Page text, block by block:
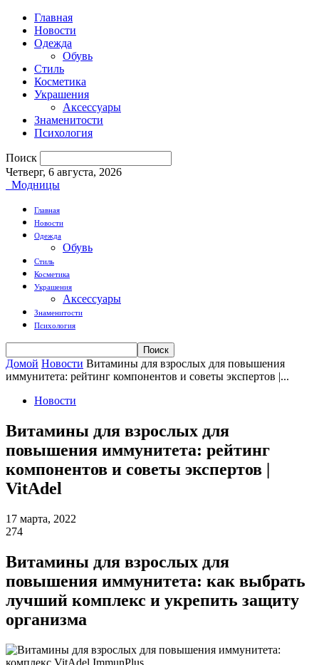
Главная
Новости
Одежда
Обувь
Стиль
Косметика
Украшения
Аксессуары
Знаменитости
Психология
Поиск
Четверг, 6 августа, 2026
Модницы
Главная
Новости
Одежда
Обувь
Стиль
Косметика
Украшения
Аксессуары
Знаменитости
Психология
Домой Новости Витамины для взрослых для повышения
иммунитета: рейтинг компонентов и советы экспертов |...
Новости
Витамины для взрослых для
повышения иммунитета: рейтинг
компонентов и советы экспертов |
VitAdel
17 марта, 2022
274
Витамины для взрослых для
повышения иммунитета: как выбрать
лучший комплекс и укрепить защиту
организма